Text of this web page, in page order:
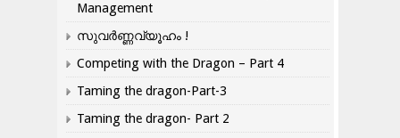
Management
സുവർണ്ണവ്യൂഹം !
Competing with the Dragon – Part 4
Taming the dragon-Part-3
Taming the dragon- Part 2